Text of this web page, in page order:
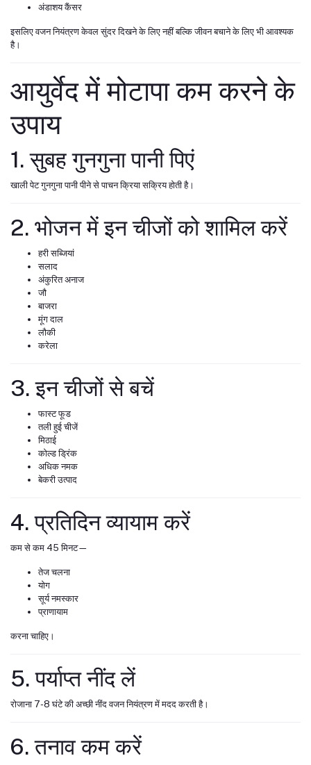
अंडाशय कैंसर
इसलिए वजन नियंत्रण केवल सुंदर दिखने के लिए नहीं बल्कि जीवन बचाने के लिए भी आवश्यक
है।
आयुर्वेद में मोटापा कम करने के
उपाय
1. सुबह गुनगुना पानी पिएं
खाली पेट गुनगुना पानी पीने से पाचन क्रिया सक्रिय होती है।
2. भोजन में इन चीजों को शामिल करें
हरी सब्जियां
सलाद
अंकुरित अनाज
जौ
बाजरा
मूंग दाल
लौकी
करेला
3. इन चीजों से बचें
फास्ट फूड
तली हुई चीजें
मिठाई
कोल्ड ड्रिंक
अधिक नमक
बेकरी उत्पाद
4. प्रतिदिन व्यायाम करें
कम से कम 45 मिनट—
तेज चलना
योग
सूर्य नमस्कार
प्राणायाम
करना चाहिए।
5. पर्याप्त नींद लें
रोजाना 7-8 घंटे की अच्छी नींद वजन नियंत्रण में मदद करती है।
6. तनाव कम करें